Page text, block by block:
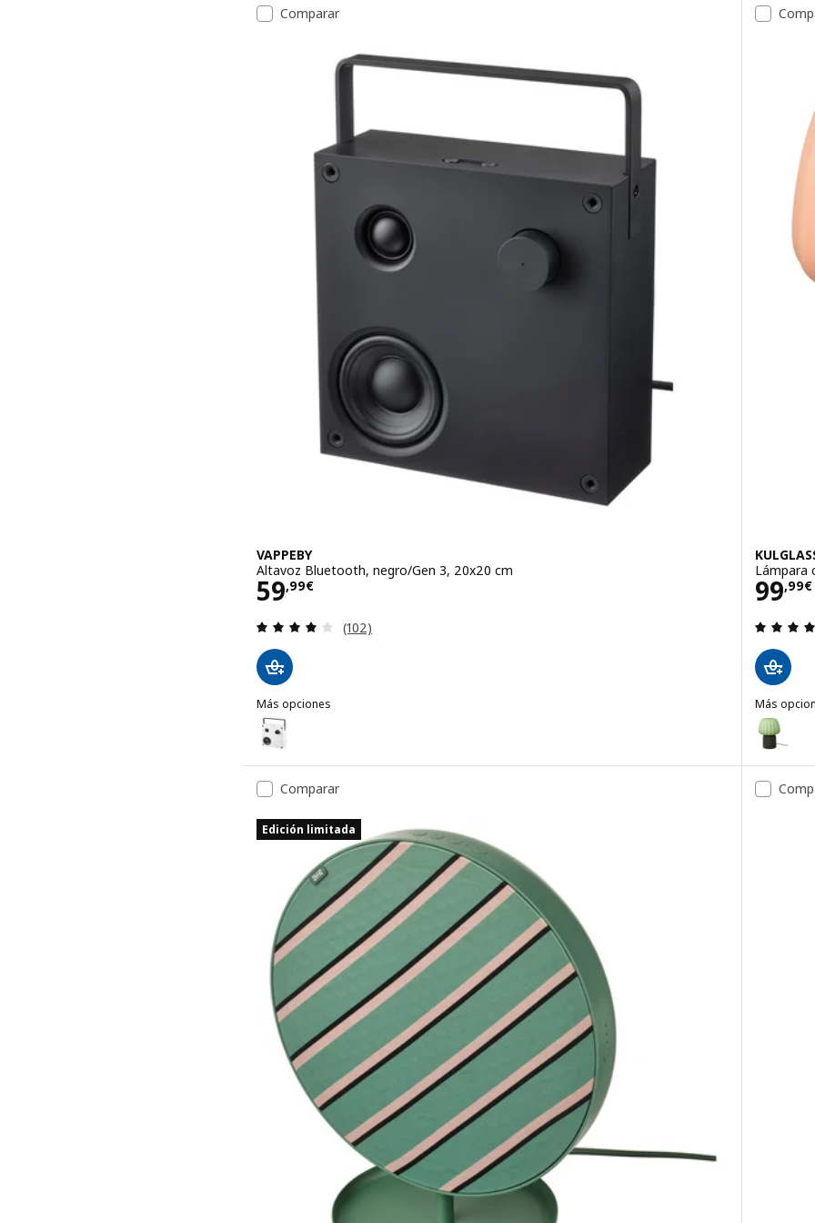
Opción:
Comparar
VAPPEBY
Altavoz Bluetooth, negro/Gen 3, 20x20 cm
59,99€
Precio 59,99€
Revisa: 4.1 de 5 estrellas. Total opiniones:
(102)
Más opciones
VAPPEBY
Opción: VAPPEBY, Altavoz Bluetooth, blanco/Gen 3, 20x20 cm
Lámpara
99,99€
Más
KULGLASS
Opción:
Comparar
Edición limitada